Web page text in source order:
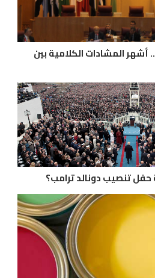
أشهر المشادات الكلامية بين
تنصيب دونالد ترامب؟